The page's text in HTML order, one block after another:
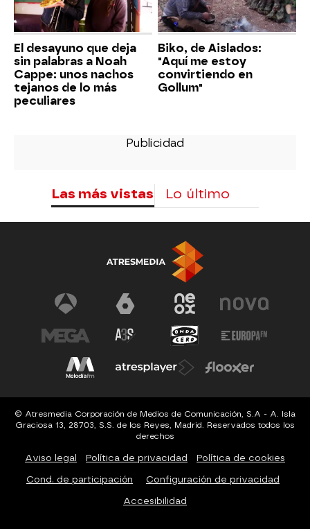
El desayuno que deja
sin palabras a Noah
Cappe: unos nachos
tejanos de lo más
peculiares
Biko, de Aislados:
"Aquí me estoy
convirtiendo en
Gollum"
Las más vistas Lo último
© Atresmedia Corporación de Medios de Comunicación, S.A - A. Isla
Graciosa 13, 28703, S.S. de los Reyes, Madrid. Reservados todos los
derechos
Aviso legal Política de privacidad Política de cookies
Cond. de participación Configuración de privacidad
Accesibilidad